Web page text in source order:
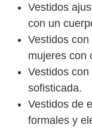
Vestidos
con un
Vestidos
mujeres con
Vestidos
sofisticada.
Vestidos de
formales y